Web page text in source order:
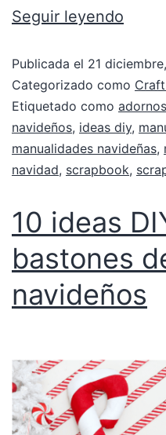
Seguir leyendo
Publicada el 21
Categorizado como
Etiquetado como
navideños, ideas diy,
manualidades navideñas,
navidad, scrapbook,
10 ideas
bastones
navideños